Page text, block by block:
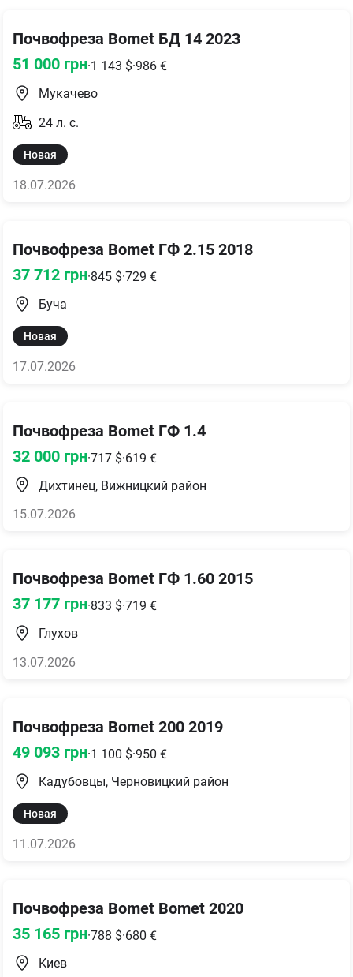
Почвофреза Bomet БД 14 2023
51 000 грн·1 143 $·986 €
Мукачево
24 л. с.
Новая
18.07.2026
Почвофреза Bomet ГФ 2.15 2018
37 712 грн·845 $·729 €
Буча
Новая
17.07.2026
Почвофреза Bomet ГФ 1.4
32 000 грн·717 $·619 €
Дихтинец, Вижницкий район
15.07.2026
Почвофреза Bomet ГФ 1.60 2015
37 177 грн·833 $·719 €
Глухов
13.07.2026
Почвофреза Bomet 200 2019
49 093 грн·1 100 $·950 €
Кадубовцы, Черновицкий район
Новая
11.07.2026
Почвофреза Bomet Bomet 2020
35 165 грн·788 $·680 €
Киев